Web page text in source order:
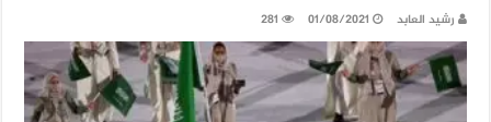
رشيد العابد 01/08/2021
281